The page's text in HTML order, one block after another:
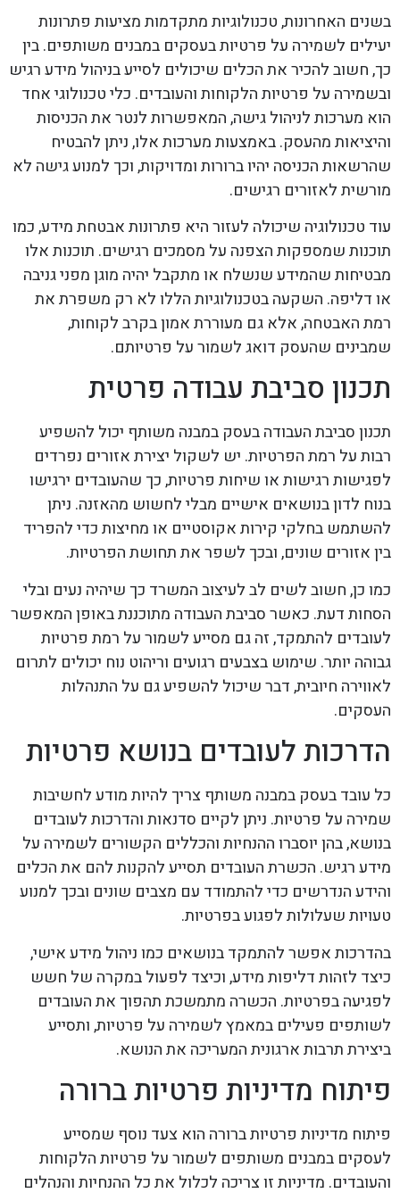
בשנים האחרונות, טכנולוגיות מתקדמות מציעות פתרונות
יעילים לשמירה על פרטיות בעסקים במבנים משותפים. בין
כך, חשוב להכיר את הכלים שיכולים לסייע בניהול מידע רגיש
ובשמירה על פרטיות הלקוחות והעובדים. כלי טכנולוגי אחד
הוא מערכות לניהול גישה, המאפשרות לנטר את הכניסות
והיציאות מהעסק. באמצעות מערכות אלו, ניתן להבטיח
שהרשאות הכניסה יהיו ברורות ומדויקות, וכך למנוע גישה לא
מורשית לאזורים רגישים.
עוד טכנולוגיה שיכולה לעזור היא פתרונות אבטחת מידע, כמו
תוכנות שמספקות הצפנה על מסמכים רגישים. תוכנות אלו
מבטיחות שהמידע שנשלח או מתקבל יהיה מוגן מפני גניבה
או דליפה. השקעה בטכנולוגיות הללו לא רק משפרת את
רמת האבטחה, אלא גם מעוררת אמון בקרב לקוחות,
שמבינים שהעסק דואג לשמור על פרטיותם.
תכנון סביבת עבודה פרטית
תכנון סביבת העבודה בעסק במבנה משותף יכול להשפיע
רבות על רמת הפרטיות. יש לשקול יצירת אזורים נפרדים
לפגישות רגישות או שיחות פרטיות, כך שהעובדים ירגישו
בנוח לדון בנושאים אישיים מבלי לחשוש מהאזנה. ניתן
להשתמש בחלקי קירות אקוסטיים או מחיצות כדי להפריד
בין אזורים שונים, ובכך לשפר את תחושת הפרטיות.
כמו כן, חשוב לשים לב לעיצוב המשרד כך שיהיה נעים ובלי
הסחות דעת. כאשר סביבת העבודה מתוכננת באופן המאפשר
לעובדים להתמקד, זה גם מסייע לשמור על רמת פרטיות
גבוהה יותר. שימוש בצבעים רגועים וריהוט נוח יכולים לתרום
לאווירה חיובית, דבר שיכול להשפיע גם על התנהלות
העסקים.
הדרכות לעובדים בנושא פרטיות
כל עובד בעסק במבנה משותף צריך להיות מודע לחשיבות
שמירה על פרטיות. ניתן לקיים סדנאות והדרכות לעובדים
בנושא, בהן יוסברו ההנחיות והכללים הקשורים לשמירה על
מידע רגיש. הכשרת העובדים תסייע להקנות להם את הכלים
והידע הנדרשים כדי להתמודד עם מצבים שונים ובכך למנוע
טעויות שעלולות לפגוע בפרטיות.
בהדרכות אפשר להתמקד בנושאים כמו ניהול מידע אישי,
כיצד לזהות דליפות מידע, וכיצד לפעול במקרה של חשש
לפגיעה בפרטיות. הכשרה מתמשכת תהפוך את העובדים
לשותפים פעילים במאמץ לשמירה על פרטיות, ותסייע
ביצירת תרבות ארגונית המעריכה את הנושא.
פיתוח מדיניות פרטיות ברורה
פיתוח מדיניות פרטיות ברורה הוא צעד נוסף שמסייע
לעסקים במבנים משותפים לשמור על פרטיות הלקוחות
והעובדים. מדיניות זו צריכה לכלול את כל ההנחיות והנהלים